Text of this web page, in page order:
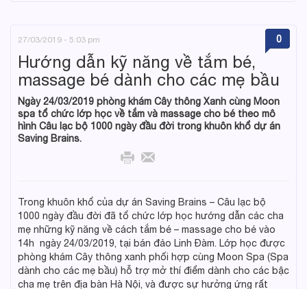
27/03/2019 - 5:03 pm 0
Hướng dẫn kỹ năng về tắm bé,
massage bé dành cho các mẹ bầu
Ngày 24/03/2019 phòng khám Cây thông Xanh cùng Moon
spa tổ chức lớp học về tắm và massage cho bé theo mô
hình Câu lạc bộ 1000 ngày đầu đời trong khuôn khổ dự án
Saving Brains.
Trong khuôn khổ của dự án Saving Brains – Câu lạc bộ
1000 ngày đầu đời đã tổ chức lớp học hướng dẫn các cha
mẹ những kỹ năng về cách tắm bé – massage cho bé vào
14h ngày 24/03/2019, tại bán đảo Linh Đàm. Lớp học được
phòng khám Cây thông xanh phối hợp cùng Moon Spa (Spa
dành cho các mẹ bầu) hỗ trợ mở thí điểm dành cho các bậc
cha mẹ trên địa bàn Hà Nội, và được sự hưởng ứng rất